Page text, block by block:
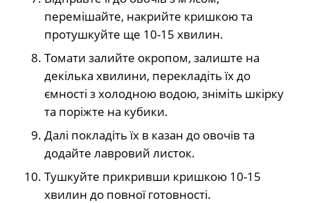
перемішайте, накрийте кришкою та
протушкуйте ще 10-15 хвилин.
Томати залийте окропом, залиште на
декілька хвилини, перекладіть їх до
ємності з холодною водою, зніміть шкірку
та поріжте на кубики.
Далі покладіть їх в казан до овочів та
додайте лавровий листок.
Тушкуйте прикривши кришкою 10-15
хвилин до повної готовності.